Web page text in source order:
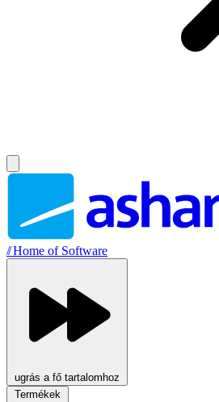
//Home of Software
ugrás a fő tartalomhoz
Termékek